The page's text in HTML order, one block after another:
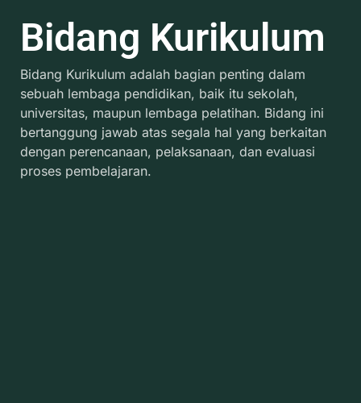
Bidang Kurikulum
Bidang Kurikulum adalah bagian penting dalam
sebuah lembaga pendidikan, baik itu sekolah,
universitas, maupun lembaga pelatihan. Bidang ini
bertanggung jawab atas segala hal yang berkaitan
dengan perencanaan, pelaksanaan, dan evaluasi
proses pembelajaran.